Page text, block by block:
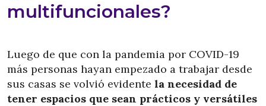
multifuncionales?
Luego de que con la pandemia por COVID-19
más personas hayan empezado a trabajar desde
sus casas se volvió evidente la necesidad de
tener espacios que sean prácticos y versátiles